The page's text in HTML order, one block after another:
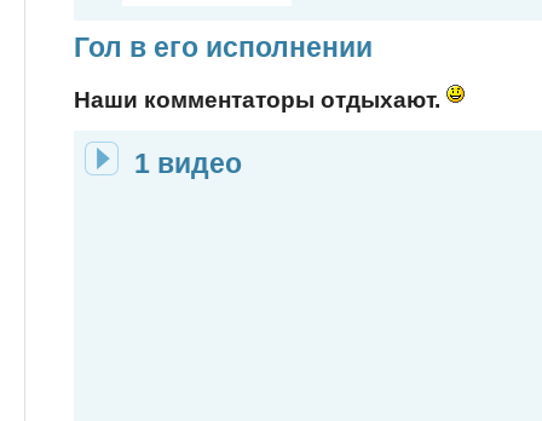
Гол в его исполнении
Наши комментаторы отдыхают.
1 видео